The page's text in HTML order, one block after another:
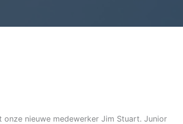
onze nieuwe medewerker Jim Stuart. Junior